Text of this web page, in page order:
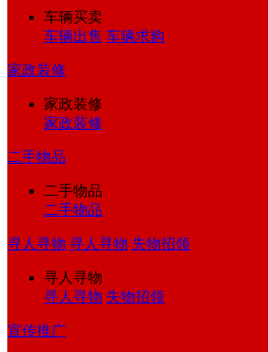
车辆买卖
车辆出售 车辆求购
家政装修
家政装修
家政装修
二手物品
二手物品
二手物品
寻人寻物 寻人寻物 失物招领
寻人寻物
寻人寻物 失物招领
宣传推广